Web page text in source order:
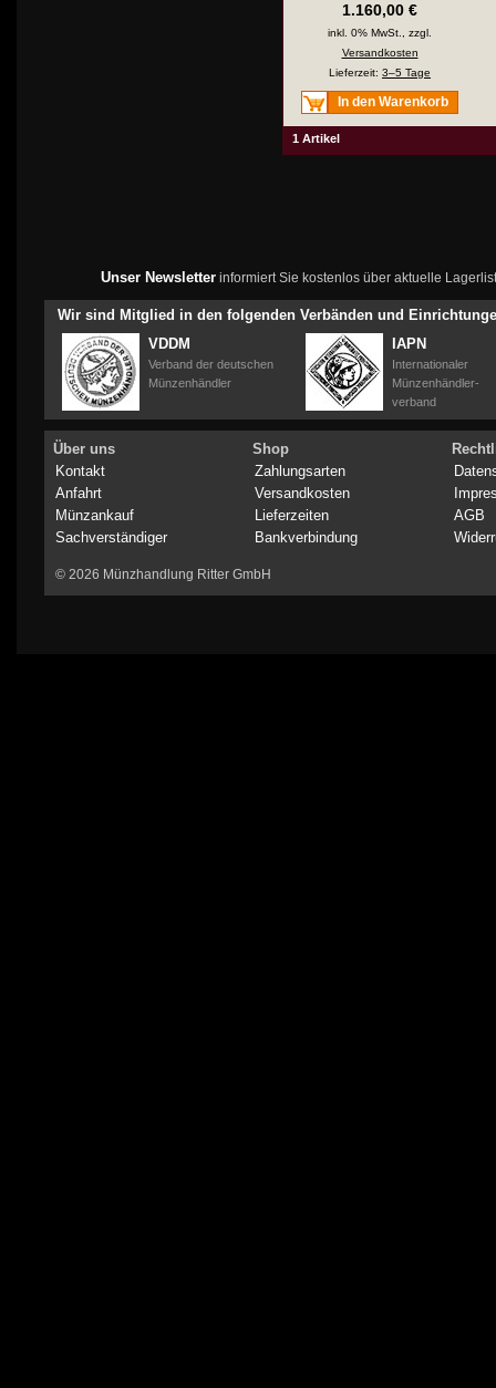
1.160,00 €
inkl. 0% MwSt., zzgl.
Versandkosten
Lieferzeit: 3–5 Tage
In den Warenkorb
1 Artikel
Unser Newsletterinformiert Sie kostenlos über aktuelle
Wir sind Mitglied in den folgenden Verbänden und
VDDM
Verband der deutschen
Münzenhändler
IAPN
Internationaler
Münzenhändler-
verband
Über uns
Kontakt
Anfahrt
Münzankauf
Sachverständiger
Shop
Zahlungsarten
Versandkosten
Lieferzeiten
Bankverbindung
AGB
© 2026 Münzhandlung Ritter GmbH